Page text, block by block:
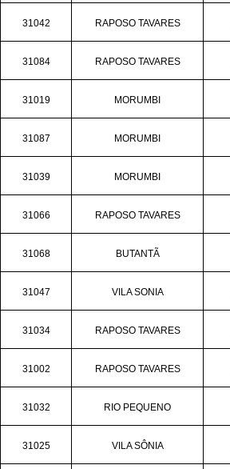
31042 RAPOSO TAVARES
31084 RAPOSO TAVARES
31019 MORUMBI
31087 MORUMBI
31039 MORUMBI
31066 RAPOSO TAVARES
31068 BUTANTÃ
31047 VILA SONIA
31034 RAPOSO TAVARES
31002 RAPOSO TAVARES
31032 RIO PEQUENO
31025 VILA SÔNIA